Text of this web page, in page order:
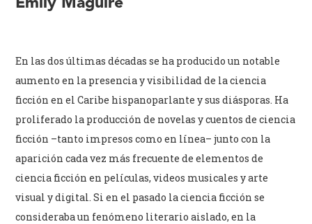
Emily Maguire
En las dos últimas décadas se ha producido un notable
aumento en la presencia y visibilidad de la ciencia
ficción en el Caribe hispanoparlante y sus diásporas. Ha
proliferado la producción de novelas y cuentos de ciencia
ficción –tanto impresos como en línea– junto con la
aparición cada vez más frecuente de elementos de
ciencia ficción en películas, videos musicales y arte
visual y digital. Si en el pasado la ciencia ficción se
consideraba un fenómeno literario aislado, en la